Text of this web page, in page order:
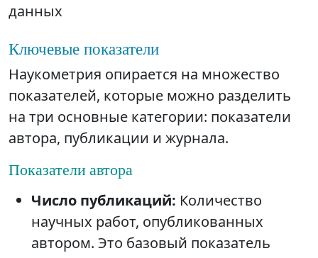
данных
Ключевые показатели
Наукометрия опирается на множество
показателей, которые можно разделить
на три основные категории: показатели
автора, публикации и журнала.
Показатели автора
Число публикаций: Количество
научных работ, опубликованных
автором. Это базовый показатель